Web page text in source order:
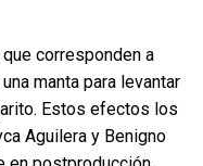
corresponden a
manta para levantar
Estos efectos los
Aguilera y Benigno